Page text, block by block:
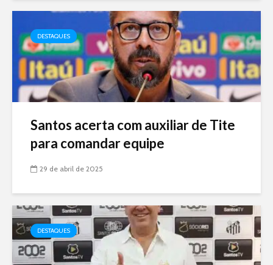
DESTAQUES
Santos acerta com auxiliar de Tite
para comandar equipe
29 de abril de 2025
DESTAQUES